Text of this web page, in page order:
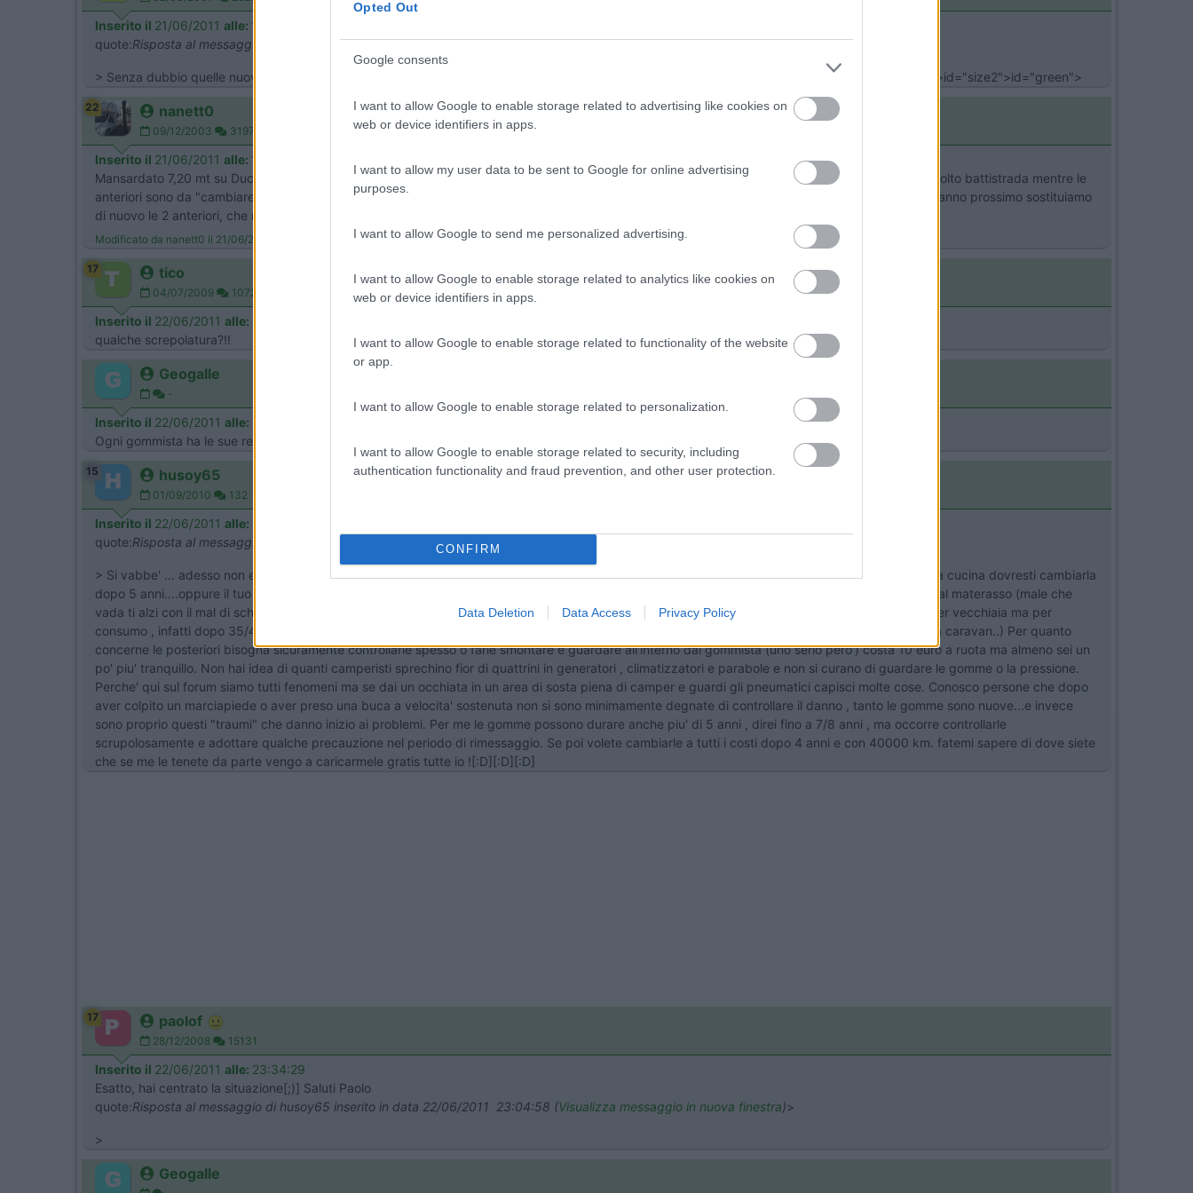
Opted Out
Google consents
I want to allow Google to enable storage related to advertising like cookies on
web or device identifiers in apps.
I want to allow my user data to be sent to Google for online advertising
purposes.
I want to allow Google to send me personalized advertising.
I want to allow Google to enable storage related to analytics like cookies on
web or device identifiers in apps.
I want to allow Google to enable storage related to functionality of the website
or app.
I want to allow Google to enable storage related to personalization.
I want to allow Google to enable storage related to security, including
authentication functionality and fraud prevention, and other user protection.
CONFIRM
Data Deletion Data Access Privacy Policy
Inserito il 21/06/2011 alle: 16:59:07
quote:Risposta al messaggio di 9ScaccoMatto2 inserito in data 19/06/2011 01:23:44 (Visualizza messaggio in nuova finestra)>
> Senza dubbio quelle nuove dietro, è da lì che arrivano i problemi di scoppio. E ti raccomando le valvole metalliche. Ciao, Danieleid="Arial Black">id="size2">id="green">
22 nanett0
09/12/2003 3197
Inserito il 21/06/2011 alle: 17:20:34
Mansardato 7,20 mt su Ducato 3000 ...4 GOMME datate 2006 con circa 35 000 Km in ottimo stato come carcassa . Le posteriori hanno ancora molto battistrada mentre le
anteriori sono da "cambiare". Il gommista, giustamente,mi dice: quest'anno cambiamo le 2 ant., spostiamo le posteriori avanti e le 2 nuove dietro;l'anno prossimo sostituiamo
di nuovo le 2 anteriori, che nel frattempo saranno "finite", e rifacciamo lo stesso giro![;)] Saluti Giuseppe
Modificato da nanett0 il 21/06/2011 alle 17:22:37
17 tico
04/07/2009 1072
Inserito il 22/06/2011 alle:
qualche screpolatura?!!
Geogalle
-
Inserito il 22/06/2011 alle:
Ogni gommista ha le sue regole (sigh..). Il mio applica la regola del 4. Sostituzione totale ogno 4 anni o 40.000 km.
15 husoy65
01/09/2010 132
Inserito il 22/06/2011 alle:
quote:Risposta al messaggio di Geogalle inserito in data 22/06/2011 21:22:28 (
> Si vabbe' ... adesso non esageriamo !! Il tuo gommista mi sembra un po' troppo solerte... Allora guarda , io faccio il mobiliere e secondo me la tua cucina dovresti cambiarla
dopo 5 anni....oppure il tuo materasso dopo massimo 6 anni... Questo per dirti che e' vero che la tua vita e' appesa alle gomme del camper e non al materasso (male che
vada ti alzi con il mal di schiena) pero' non bisogna fare neanche del terrorismo psicologico , intanto le gomme anteriori sul Ducato le cambi non per vecchiaia ma per
consumo , infatti dopo 35/40000 km sono gia' fruste e normalmente quei km. si percorrono in 4/5 anni (se si fanno meno km. forse era meglio una caravan..) Per quanto
concerne le posteriori bisogna sicuramente controllarle spesso o farle smontare e guardare all'interno dal gommista (uno serio pero') costa 10 euro a ruota ma almeno sei un
po' piu' tranquillo. Non hai idea di quanti camperisti sprechino fior di quattrini in generatori , climatizzatori e parabole e non si curano di guardare le gomme o la pressione.
Perche' qui sul forum siamo tutti fenomeni ma se dai un occhiata in un area di sosta piena di camper e guardi gli pneumatici capisci molte cose. Conosco persone che dopo
aver colpito un marciapiede o aver preso una buca a velocita' sostenuta non si sono minimamente degnate di controllare il danno , tanto le gomme sono nuove...e invece
sono proprio questi "traumi" che danno inizio ai problemi. Per me le gomme possono durare anche piu' di 5 anni , direi fino a 7/8 anni , ma occorre controllarle
scrupolosamente e adottare qualche precauzione nel periodo di rimessaggio. Se poi volete cambiarle a tutti i costi dopo 4 anni e con 40000 km. fatemi sapere di dove siete
che se me le tenete da parte vengo a caricarmele gratis tutte io ![:D][:D][:D]
17 paolof
28/12/2008 15131
Inserito il 22/06/2011 alle: 23:34:29
Esatto, hai centrato la situazione[;)] Saluti Paolo
quote:Risposta al messaggio di husoy65 inserito in data 22/06/2011 23:04:58 (Visualizza messaggio in nuova finestra)>
>
Geogalle